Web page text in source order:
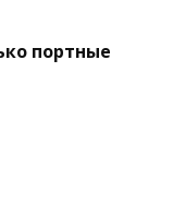
портные